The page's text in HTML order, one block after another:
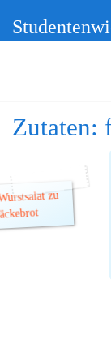
Zutaten: